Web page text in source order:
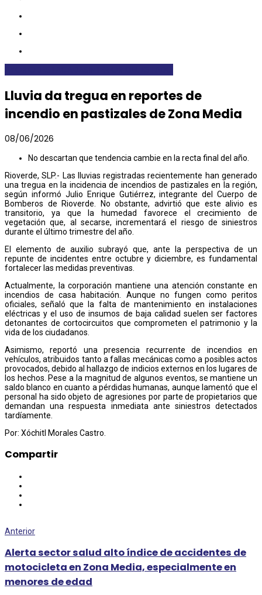
Lluvia da tregua en reportes de
incendio en pastizales de Zona Media
08/06/2026
No descartan que tendencia cambie en la recta final del año.
Rioverde, SLP.- Las lluvias registradas recientemente han generado
una tregua en la incidencia de incendios de pastizales en la región,
según informó Julio Enrique Gutiérrez, integrante del Cuerpo de
Bomberos de Rioverde. No obstante, advirtió que este alivio es
transitorio, ya que la humedad favorece el crecimiento de
vegetación que, al secarse, incrementará el riesgo de siniestros
durante el último trimestre del año.
El elemento de auxilio subrayó que, ante la perspectiva de un
repunte de incidentes entre octubre y diciembre, es fundamental
fortalecer las medidas preventivas.
Actualmente, la corporación mantiene una atención constante en
incendios de casa habitación. Aunque no fungen como peritos
oficiales, señaló que la falta de mantenimiento en instalaciones
eléctricas y el uso de insumos de baja calidad suelen ser factores
detonantes de cortocircuitos que comprometen el patrimonio y la
vida de los ciudadanos.
Asimismo, reportó una presencia recurrente de incendios en
vehículos, atribuidos tanto a fallas mecánicas como a posibles actos
provocados, debido al hallazgo de indicios externos en los lugares de
los hechos. Pese a la magnitud de algunos eventos, se mantiene un
saldo blanco en cuanto a pérdidas humanas, aunque lamentó que el
personal ha sido objeto de agresiones por parte de propietarios que
demandan una respuesta inmediata ante siniestros detectados
tardíamente.
Por: Xóchitl Morales Castro.
Compartir
Anterior
Alerta sector salud alto índice de accidentes de
motocicleta en Zona Media, especialmente en
menores de edad